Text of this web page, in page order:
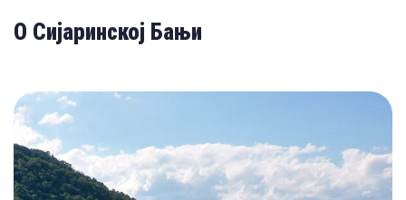
О Сијаринској Бањи